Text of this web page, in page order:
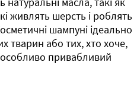
живлять шерсть і роблять
шампуні ідеально
тварин або тих, хто хоче,
привабливий